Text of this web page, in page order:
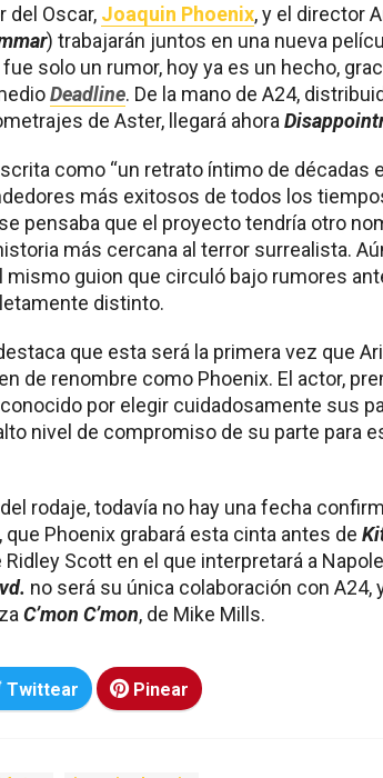
del Oscar, Joaquin Phoenix, y el director
) trabajarán juntos en una nueva
solo un rumor, hoy ya es un hecho,
Deadline. De la mano de A24,
de Aster, llegará ahora
como “un retrato íntimo de décadas
más exitosos de todos los
pensaba que el proyecto tendría otro
más cercana al terror surrealista.
mismo guion que circuló bajo rumores
distinto.
que esta será la primera vez que
de renombre como Phoenix. El actor,
por elegir cuidadosamente sus
nivel de compromiso de su parte para
rodaje, todavía no hay una fecha
que Phoenix grabará esta cinta antes de
Scott en el que interpretará a
no será su única colaboración con A24,
C’mon C’mon, de Mike Mills.
Twittear Pinear